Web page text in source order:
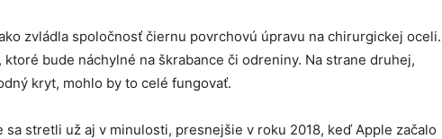
zvládla spoločnosť čiernu povrchovú úpravu na chirurgickej oceli.
bude náchylné na škrabance či odreniny. Na strane druhej,
kryt, mohlo by to celé fungovať.
sa stretli už aj v minulosti, presnejšie v roku 2018, keď Apple začalo